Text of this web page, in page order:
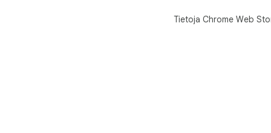
Tietoja Chrome Web